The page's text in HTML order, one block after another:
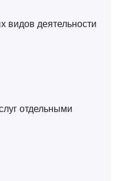
видов деятельности
отдельными